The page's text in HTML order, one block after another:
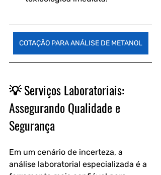
COTAÇÃO PARA ANÁLISE DE METANOL
💡 Serviços Laboratoriais:
Assegurando Qualidade e
Segurança
Em um cenário de incerteza, a
análise laboratorial especializada é a